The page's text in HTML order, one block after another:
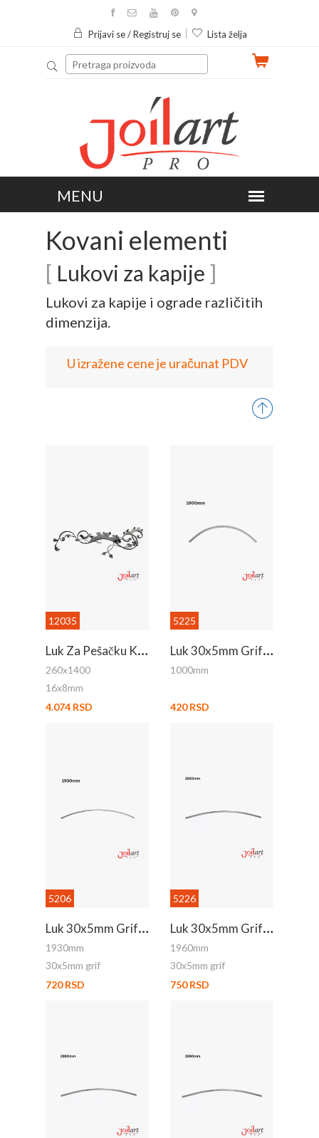
Prijavi se / Registruj se Lista želja
Kovani elementi
[ Lukovi za kapije ]
Lukovi za kapije i ograde različitih
dimenzija.
U izražene cene je uračunat PDV
12035
L
Uk Za Pešačku Kapiju
260x1400
16x8mm
4.074 RSD
5225
L
Uk 30x5mm Grif 1m
1000mm
420 RSD
5206
L
Uk 30x5mm Grif 1.93m
1930mm
30x5mm grif
720 RSD
5226
L
Uk 30x5mm Grif 1.96m
1960mm
30x5mm grif
750 RSD